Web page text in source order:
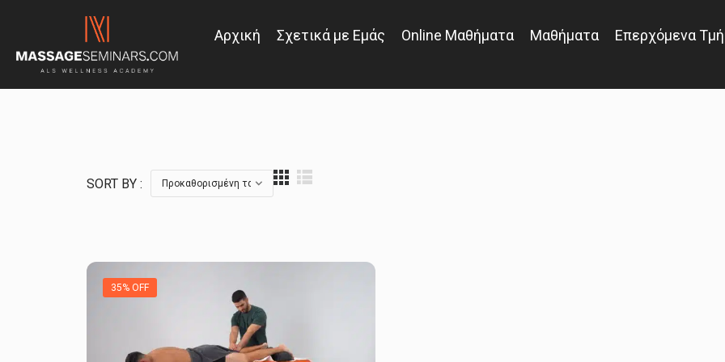
Αρχική Σχετικά με Εμάς Online Μαθήματα Μαθήματα Επερχόμενα
SORT BY :
35% OFF